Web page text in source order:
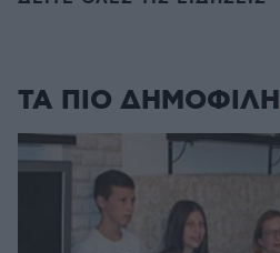
ΤΑ ΠΙΟ ΔΗΜΟΦΙΛΗ